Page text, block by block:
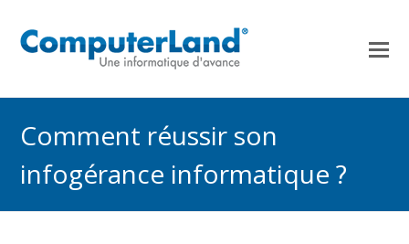
Comment réussir son
infogérance informatique ?